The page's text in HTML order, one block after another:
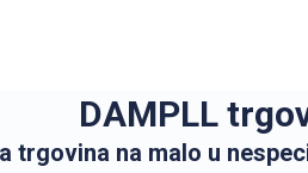
DAMPLL
trgovina na malo u